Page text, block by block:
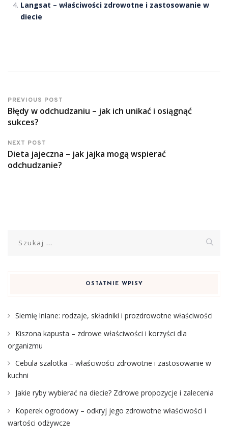
Langsat – właściwości zdrowotne i zastosowanie w
diecie
PREVIOUS POST
Błędy w odchudzaniu – jak ich unikać i osiągnąć
sukces?
NEXT POST
Dieta jajeczna – jak jajka mogą wspierać
odchudzanie?
OSTATNIE WPISY
Siemię lniane: rodzaje, składniki i prozdrowotne właściwości
Kiszona kapusta – zdrowe właściwości i korzyści dla
organizmu
Cebula szalotka – właściwości zdrowotne i zastosowanie w
kuchni
Jakie ryby wybierać na diecie? Zdrowe propozycje i zalecenia
Koperek ogrodowy – odkryj jego zdrowotne właściwości i
wartości odżywcze